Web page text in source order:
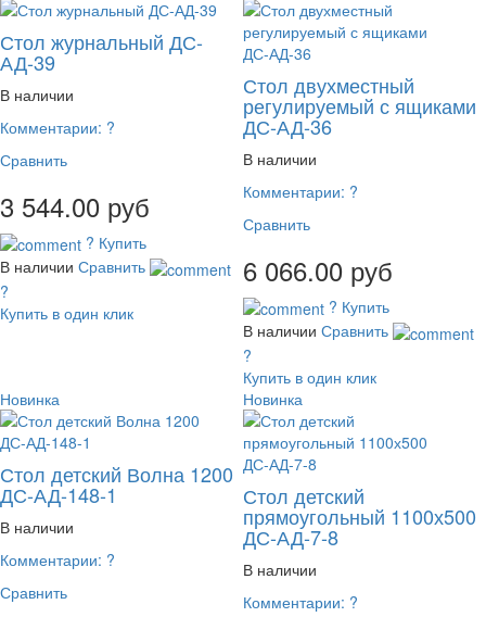
Стол журнальный ДС-
АД-39
В наличии
Комментарии: ?
Сравнить
3 544.00 руб
? Купить
В наличии Сравнить
?
Купить в один клик
Стол двухместный
регулируемый с ящиками
ДС-АД-36
В наличии
Комментарии: ?
Сравнить
6 066.00 руб
? Купить
В наличии Сравнить
?
Купить в один клик
Новинка
Стол детский Волна 1200
ДС-АД-148-1
В наличии
Комментарии: ?
Сравнить
Новинка
Стол детский
прямоугольный 1100х500
ДС-АД-7-8
В наличии
Комментарии: ?